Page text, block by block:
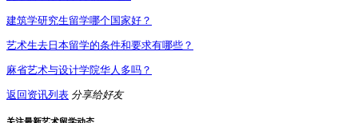
建筑学研究生留学哪个国家好？
艺术生去日本留学的条件和要求有哪些？
麻省艺术与设计学院华人多吗？
返回资讯列表 分享给好友